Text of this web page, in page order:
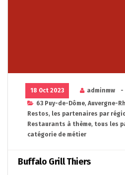
18 Oct 2023 adminmw
-
63 Puy-de-Dôme, Auvergne-
Restos, les partenaires par
Restaurants à thème, tous les
catégorie de métier
Buffalo Grill Thiers